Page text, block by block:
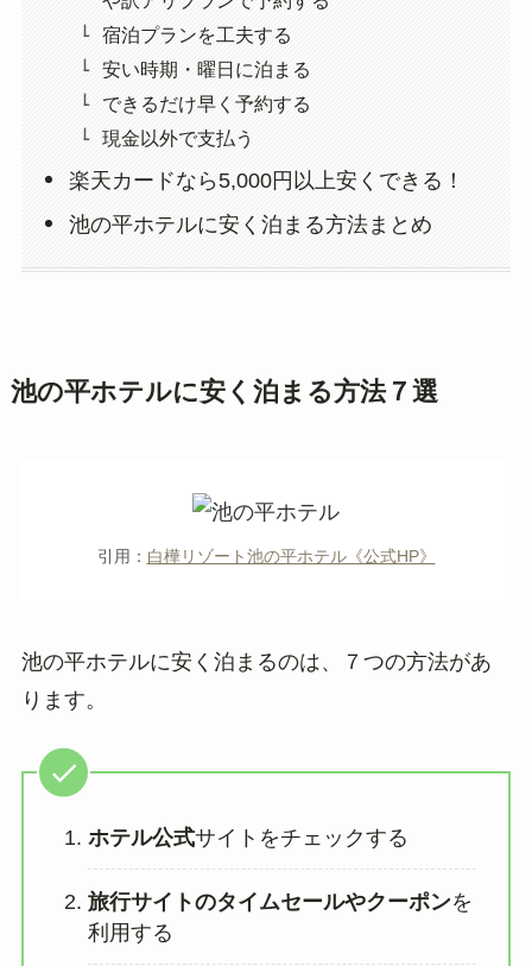
宿泊プランを工夫する
安い時期・曜日に泊まる
できるだけ早く予約する
現金以外で支払う
楽天カードなら5,000円以上安くできる！
池の平ホテルに安く泊まる方法まとめ
池の平ホテルに安く泊まる方法７選
引用： 白樺リゾート池の平ホテル《公式HP》
池の平ホテルに安く泊まるのは、７つの方法があ
ります。
ホテル公式サイトをチェックする
旅行サイトのタイムセールやクーポンを
利用する